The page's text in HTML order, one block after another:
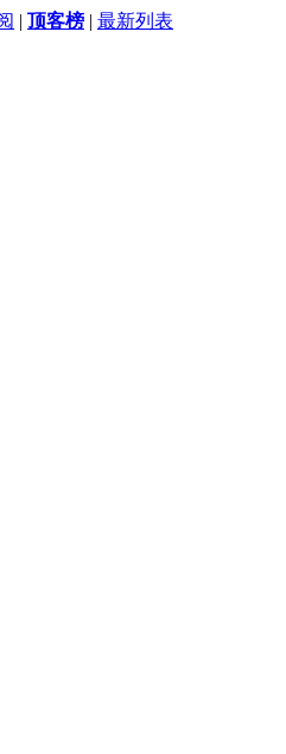
| 顶客榜 | 最新列表